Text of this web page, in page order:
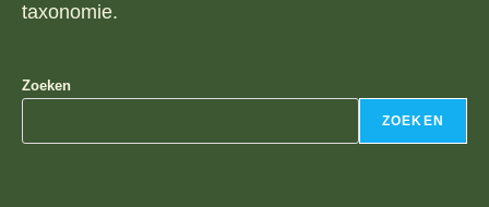
taxonomie.
Zoeken
ZOEKEN